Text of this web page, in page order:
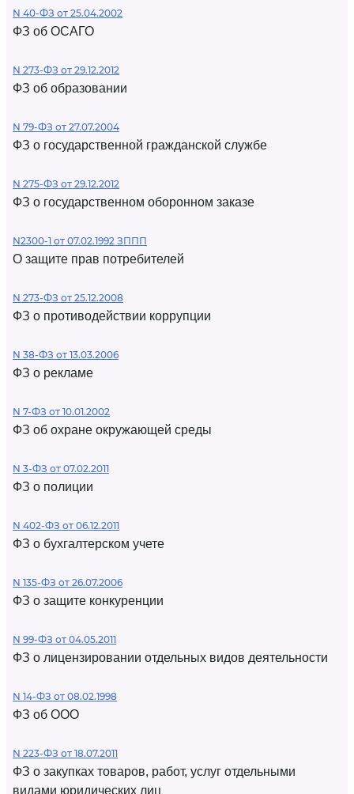
N 40-ФЗ от 25.04.2002
ФЗ об ОСАГО
N 273-ФЗ от 29.12.2012
ФЗ об образовании
N 79-ФЗ от 27.07.2004
ФЗ о государственной гражданской службе
N 275-ФЗ от 29.12.2012
ФЗ о государственном оборонном заказе
N2300-1 от 07.02.1992 ЗППП
О защите прав потребителей
N 273-ФЗ от 25.12.2008
ФЗ о противодействии коррупции
N 38-ФЗ от 13.03.2006
ФЗ о рекламе
N 7-ФЗ от 10.01.2002
ФЗ об охране окружающей среды
N 3-ФЗ от 07.02.2011
ФЗ о полиции
N 402-ФЗ от 06.12.2011
ФЗ о бухгалтерском учете
N 135-ФЗ от 26.07.2006
ФЗ о защите конкуренции
N 99-ФЗ от 04.05.2011
ФЗ о лицензировании отдельных видов деятельности
N 14-ФЗ от 08.02.1998
ФЗ об ООО
N 223-ФЗ от 18.07.2011
ФЗ о закупках товаров, работ, услуг отдельными
видами юридических лиц